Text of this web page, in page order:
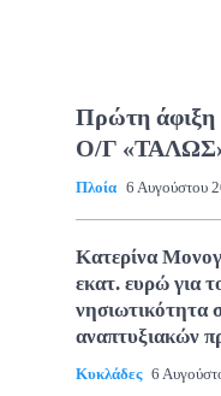
Πρώτη άφιξη
Ο/Γ «ΤΑΛΩΣ»
Πλοία 6 Αυγούστου
Κατερίνα
εκατ. ευρώ για
νησιωτικότητα
αναπτυξιακών
Κυκλάδες 6